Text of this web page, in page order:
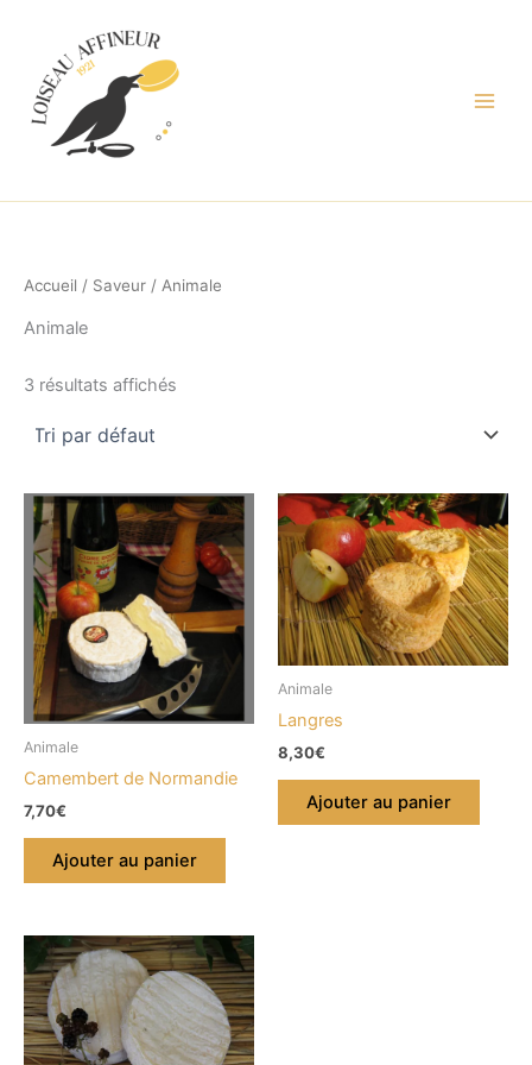
contenu
Accueil / Saveur / Animale
Animale
3 résultats affichés
Animale
Camembert de Normandie
7,70€
Ajouter au panier
Animale
Langres
8,30€
Ajouter au panier